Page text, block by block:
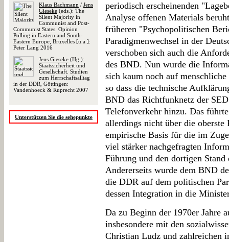
Klaus Bachmann / Jens
Gieseke (eds.): The
Silent Majority in
Communist and Post-
Communist States. Opinion
Polling in Eastern and South-
Eastern Europe, Bruxelles [u.a.]:
Peter Lang 2016
Jens Gieseke (Hg.):
Staatssicherheit und
Gesellschaft. Studien
zum Herrschaftsalltag
in der DDR, Göttingen:
Vandenhoeck & Ruprecht 2007
Unterstützen Sie die sehepunkte
periodisch erscheinenden
Analyse offenen Materials
früheren "Psychopolitischen
Paradigmenwechsel in der
verschoben sich auch die
des BND. Nun wurde die
sich kaum noch auf
so dass die technische
BND das Richtfunknetz der
Telefonverkehr hinzu. Das
allerdings nicht über die oberste
empirische Basis für die im
viel stärker nachgefragten
Führung und den dortigen
Andererseits wurde dem BND
die DDR auf dem politischen
dessen Integration in die
Da zu Beginn der 1970er Jahre
insbesondere mit den
Christian Ludz und zahlreichen